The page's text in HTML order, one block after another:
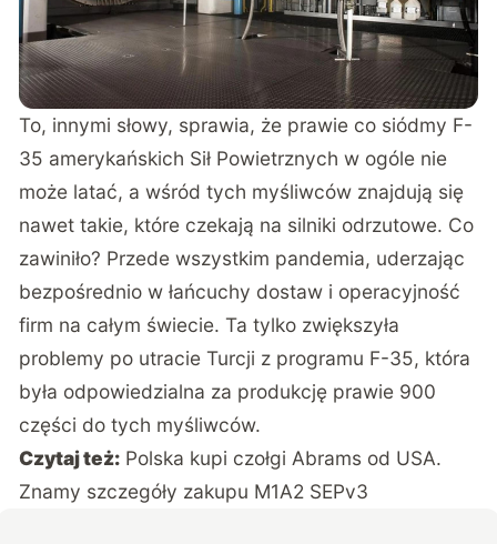
To, innymi słowy, sprawia, że prawie co siódmy F-
35 amerykańskich Sił Powietrznych w ogóle nie
może latać, a wśród tych myśliwców znajdują się
nawet takie, które czekają na silniki odrzutowe. Co
zawiniło? Przede wszystkim pandemia, uderzając
bezpośrednio w łańcuchy dostaw i operacyjność
firm na całym świecie. Ta tylko zwiększyła
problemy po utracie Turcji z programu F-35, która
była odpowiedzialna za produkcję prawie 900
części do tych myśliwców.
Czytaj też: Polska kupi czołgi Abrams od USA.
Znamy szczegóły zakupu M1A2 SEPv3